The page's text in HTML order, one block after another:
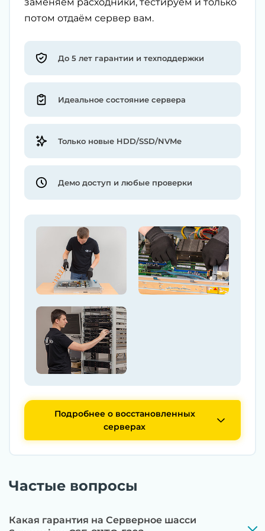
потом отдаём сервер вам.
До 5 лет гарантии и техподдержки
Идеальное состояние сервера
Только новые HDD/SSD/NVMe
Демо доступ и любые проверки
Подробнее о восстановленных
серверах
Частые вопросы
Какая гарантия на Серверное шасси